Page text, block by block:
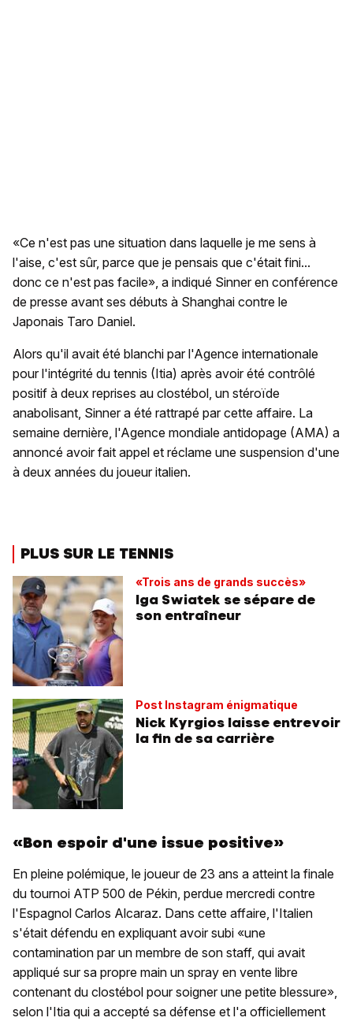
«Ce n'est pas une situation dans laquelle je me sens à
l'aise, c'est sûr, parce que je pensais que c'était fini...
donc ce n'est pas facile», a indiqué Sinner en conférence
de presse avant ses débuts à Shanghai contre le
Japonais Taro Daniel.
Alors qu'il avait été blanchi par l'Agence internationale
pour l'intégrité du tennis (Itia) après avoir été contrôlé
positif à deux reprises au clostébol, un stéroïde
anabolisant, Sinner a été rattrapé par cette affaire. La
semaine dernière, l'Agence mondiale antidopage (AMA) a
annoncé avoir fait appel et réclame une suspension d'une
à deux années du joueur italien.
PLUS SUR LE TENNIS
«Trois ans de grands succès»
Iga Swiatek se sépare de
son entraîneur
Post Instagram énigmatique
Nick Kyrgios laisse entrevoir
la fin de sa carrière
«Bon espoir d'une issue positive»
En pleine polémique, le joueur de 23 ans a atteint la finale
du tournoi ATP 500 de Pékin, perdue mercredi contre
l'Espagnol Carlos Alcaraz. Dans cette affaire, l'Italien
s'était défendu en expliquant avoir subi «une
contamination par un membre de son staff, qui avait
appliqué sur sa propre main un spray en vente libre
contenant du clostébol pour soigner une petite blessure»,
selon l'Itia qui a accepté sa défense et l'a officiellement